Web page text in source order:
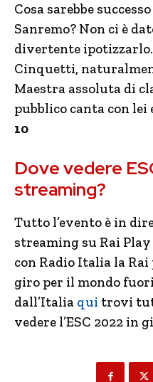
Cosa sarebbe
Sanremo? Non ci è
divertente
Cinquetti,
Maestra assoluta di
pubblico canta con lei
10
Dove vedere
streaming?
Tutto l’evento è in
streaming su Rai
con Radio Italia la
giro per il mondo
dall’Italia qui trovi
vedere l’ESC 2022 in